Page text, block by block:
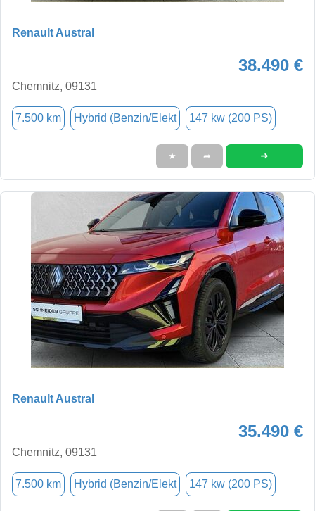
Renault Austral
38.490 €
Chemnitz, 09131
7.500 km Hybrid (Benzin/Elekt 147 kw (200 PS)
★ ➦ ➜
Renault Austral
35.490 €
Chemnitz, 09131
7.500 km Hybrid (Benzin/Elekt 147 kw (200 PS)